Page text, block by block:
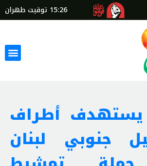
15:26 توقيت طهران
يستهدف أطراف
جنوبي لبنان